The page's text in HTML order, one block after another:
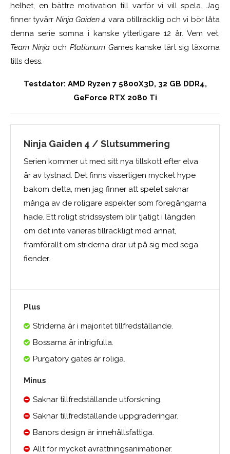
helhet, en bättre motivation till varför vi vill spela. Jag
finner tyvärr Ninja Gaiden 4 vara otillräcklig och vi bör låta
denna serie somna i kanske ytterligare 12 år. Vem vet,
Team Ninja och Platiunum Games kanske lärt sig läxorna
tills dess.
Testdator: AMD Ryzen 7 5800X3D, 32 GB DDR4,
GeForce RTX 2080 Ti
Ninja Gaiden 4 / Slutsummering
Serien kommer ut med sitt nya tillskott efter elva
år av tystnad. Det finns visserligen mycket hype
bakom detta, men jag finner att spelet saknar
många av de roligare aspekter som föregångarna
hade. Ett roligt stridssystem blir tjatigt i längden
om det inte varieras tillräckligt med annat,
framförallt om striderna drar ut på sig med sega
fiender.
Plus
Striderna är i majoritet tillfredställande.
Bossarna är intrigfulla.
Purgatory gates är roliga.
Minus
Saknar tillfredställande utforskning.
Saknar tillfredställande uppgraderingar.
Banors design är innehållsfattiga.
Allt för mycket avrättningsanimationer.